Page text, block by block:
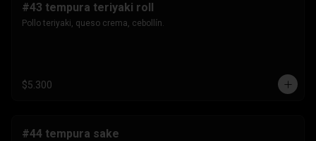
#43 tempura teriyaki roll
Pollo teriyaki, queso crema, cebollín.
$5.300
#44 tempura sake